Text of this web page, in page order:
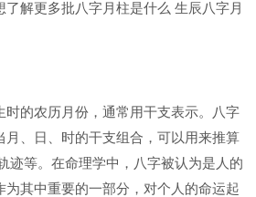
解更多批八字月柱是什么 生辰八字月
时的农历月份，通常用干支表示。八字
月、日、时的干支组合，可以用来推算
迹等。在命理学中，八字被认为是人的
为其中重要的一部分，对个人的命运起